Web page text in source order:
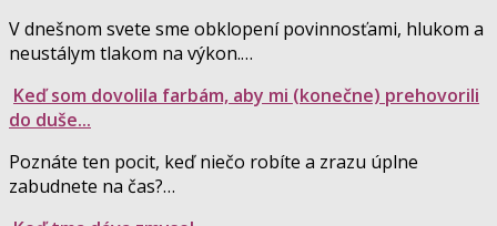
V dnešnom svete sme obklopení povinnosťami, hlukom a
neustálym tlakom na výkon.…
Keď som dovolila farbám, aby mi (konečne) prehovorili
do duše...
Poznáte ten pocit, keď niečo robíte a zrazu úplne
zabudnete na čas?…